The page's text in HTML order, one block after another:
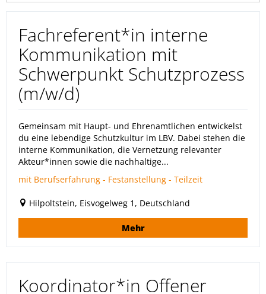
Fachreferent*in interne
Kommunikation mit
Schwerpunkt Schutzprozess
(m/w/d)
Gemeinsam mit Haupt- und Ehrenamtlichen entwickelst
du eine lebendige Schutzkultur im LBV. Dabei stehen die
interne Kommunikation, die Vernetzung relevanter
Akteur*innen sowie die nachhaltige...
mit Berufserfahrung - Festanstellung - Teilzeit
Hilpoltstein, Eisvogelweg 1, Deutschland
Mehr
Koordinator*in Offener